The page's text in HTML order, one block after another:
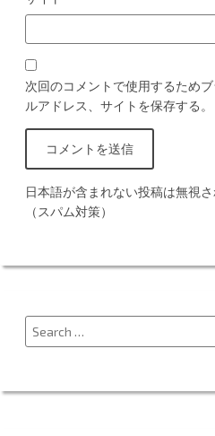
次回のコメントで使用するため
ルアドレス、サイトを保存する。
日本語が含まれない投稿は無視
（スパム対策）
Search
for: